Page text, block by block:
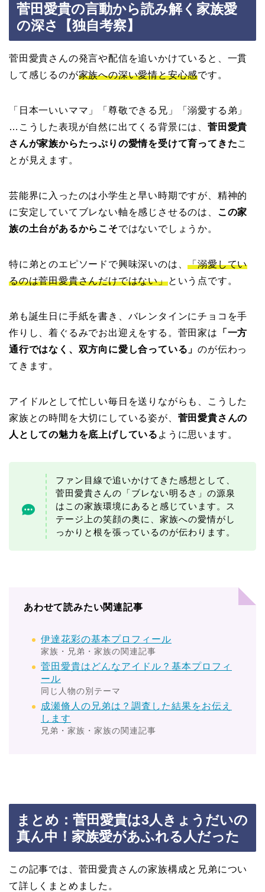
菅田愛貴の言動から読み解く家族愛
の深さ【独自考察】
菅田愛貴さんの発言や配信を追いかけていると、一貫
して感じるのが家族への深い愛情と安心感です。
「日本一いいママ」「尊敬できる兄」「溺愛する弟」
…こうした表現が自然に出てくる背景には、 菅田愛貴
さんが家族からたっぷりの愛情を受けて育ってきたこ
とが見えます。
芸能界に入ったのは小学生と早い時期ですが、精神的
に安定していてブレない軸を感じさせるのは、
この家
族の土台があるからこそではないでしょうか。
特に弟とのエピソードで興味深いのは、「溺愛してい
るのは菅田愛貴さんだけではない」という点です。
弟も誕生日に手紙を書き、バレンタインにチョコを手
作りし、着ぐるみでお出迎えをする。菅田家は
「一方
通行ではなく、双方向に愛し合っている」のが伝わっ
てきます。
アイドルとして忙しい毎日を送りながらも、こうした
家族との時間を大切にしている姿が、 菅田愛貴さんの
人としての魅力を底上げしている ように思います。
ファン目線で追いかけてきた感想として、
菅田愛貴さんの「ブレない明るさ」の源泉
はこの家族環境にあると感じています。ス
テージ上の笑顔の奥に、家族への愛情がし
っかりと根を張っているのが伝わります。
あわせて読みたい関連記事
伊達花彩の基本プロフィール
家族・兄弟・家族の関連記事
菅田愛貴はどんなアイドル？基本プロフィ
ール
同じ人物の別テーマ
成瀬脩人の兄弟は？調査した結果をお伝え
します
兄弟・家族・家族の関連記事
まとめ：菅田愛貴は3人きょうだいの
真ん中！家族愛があふれる人だった
この記事では、菅田愛貴さんの家族構成と兄弟につい
て詳しくまとめました。